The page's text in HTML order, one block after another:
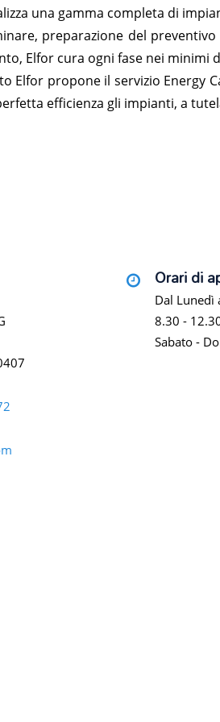
una gamma completa di
preparazione del
Elfor cura ogni fase nei
Elfor propone il servizio Energy
efficienza gli impianti, a
Orari di
Dal Lunedì
8.30 -
Sabato -